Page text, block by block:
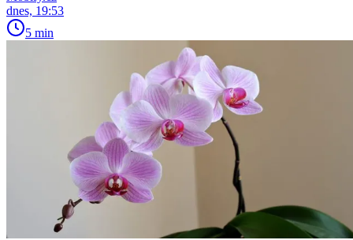
dnes, 19:53
5 min